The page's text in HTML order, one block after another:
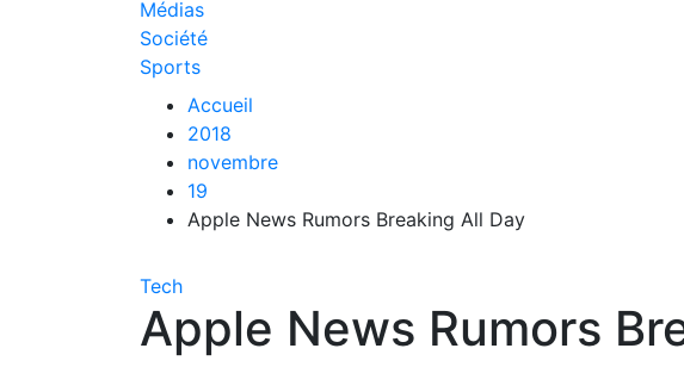
Médias
Société
Sports
Accueil
2018
novembre
19
Apple News Rumors Breaking All Day
Tech
Apple News Rumors